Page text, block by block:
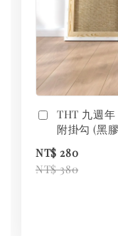
THT 九週
附掛勾 (黑
NT$ 280
NT$ 380